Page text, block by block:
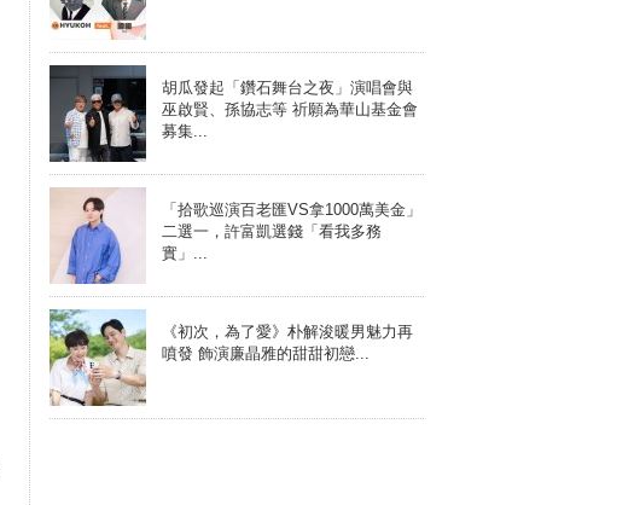
胡瓜發起「鑽石舞台之夜」演唱會與
巫啟賢、孫協志等 祈願為華山基金會
募集...
「拾歌巡演百老匯VS拿1000萬美金」
二選一，許富凱選錢「看我多務
實」...
《初次，為了愛》朴解浚暖男魅力再
噴發 飾演廉晶雅的甜甜初戀...